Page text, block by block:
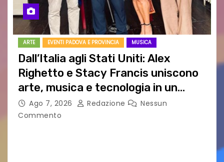
ARTE EVENTI PADOVA E PROVINCIA MUSICA
Dall’Italia agli Stati Uniti: Alex
Righetto e Stacy Francis uniscono
arte, musica e tecnologia in un
nuovo progetto internazionale”
Ago 7, 2026 Redazione
Nessun
Commento